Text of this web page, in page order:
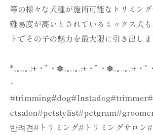
等の様々な犬種が施術可能なトリミン
難易度が高いとされているミックス犬
トでその子の魅力を最大限に引き出し
*:.｡..｡.:+・ﾟ・✽:.｡..｡.:+・ﾟ・✽:.｡..｡.:+・ﾟ・
･
반려견#トリミング#トリミングサロン